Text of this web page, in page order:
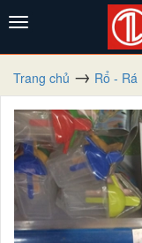
Trang chủ Rổ - Rá